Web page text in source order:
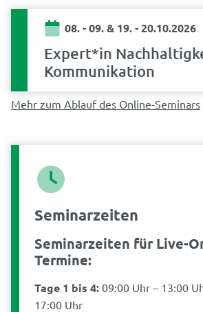
08. - 09. & 19. - 20.10.2026
Expert*in
Kommunikation
Mehr zum Ablauf des Online-Seminars
Seminarzeiten
Seminarzeiten für Live-
Termine:
Tage 1 bis 4:09:00 Uhr – 13:00
17:00 Uhr